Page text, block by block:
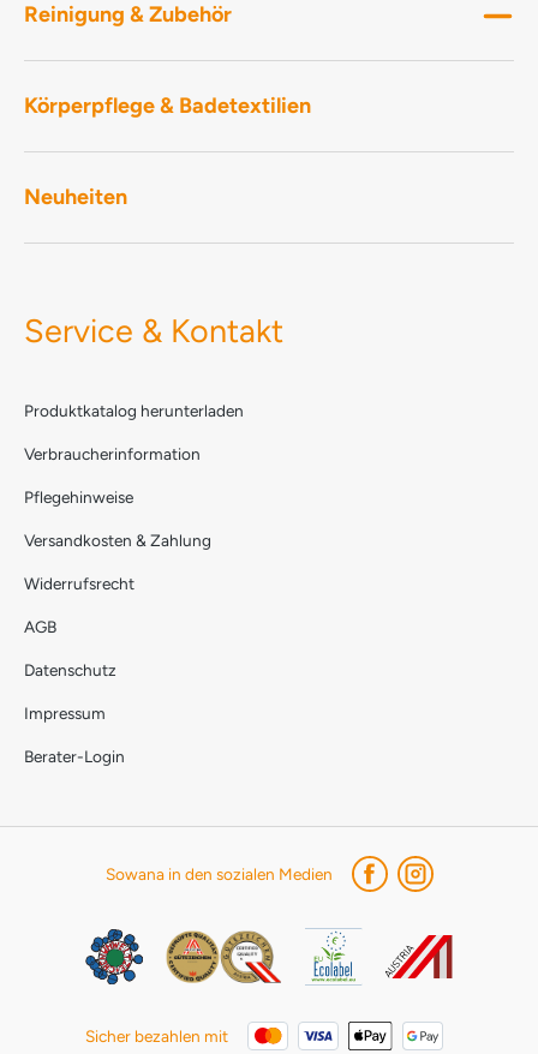
Reinigung & Zubehör
Körperpflege & Badetextilien
Neuheiten
Service & Kontakt
Produktkatalog herunterladen
Verbraucherinformation
Pflegehinweise
Versandkosten & Zahlung
Widerrufsrecht
AGB
Datenschutz
Impressum
Berater-Login
Sowana in den sozialen Medien
Sicher bezahlen mit